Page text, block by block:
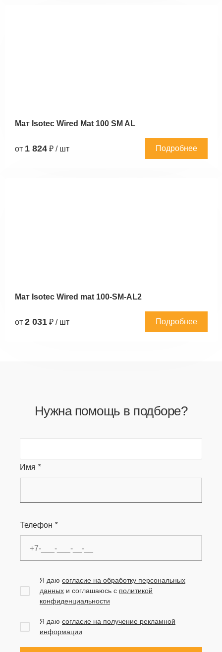
Мат Isotec Wired Mat 100 SM AL
от 1 824 ₽ / шт Подробнее
Мат Isotec Wired mat 100-SM-AL2
от 2 031 ₽ / шт Подробнее
Нужна помощь в подборе?
Имя *
Телефон *
Я даю согласие на обработку персональных
данных и соглашаюсь с политикой
конфиденциальности
Я даю согласие на получение рекламной
информации